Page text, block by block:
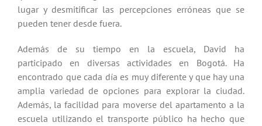
lugar y desmitificar las percepciones erróneas que se
pueden tener desde fuera.
Además de su tiempo en la escuela, David ha
participado en diversas actividades en Bogotá. Ha
encontrado que cada día es muy diferente y que hay una
amplia variedad de opciones para explorar la ciudad.
Además, la facilidad para moverse del apartamento a la
escuela utilizando el transporte público ha hecho que